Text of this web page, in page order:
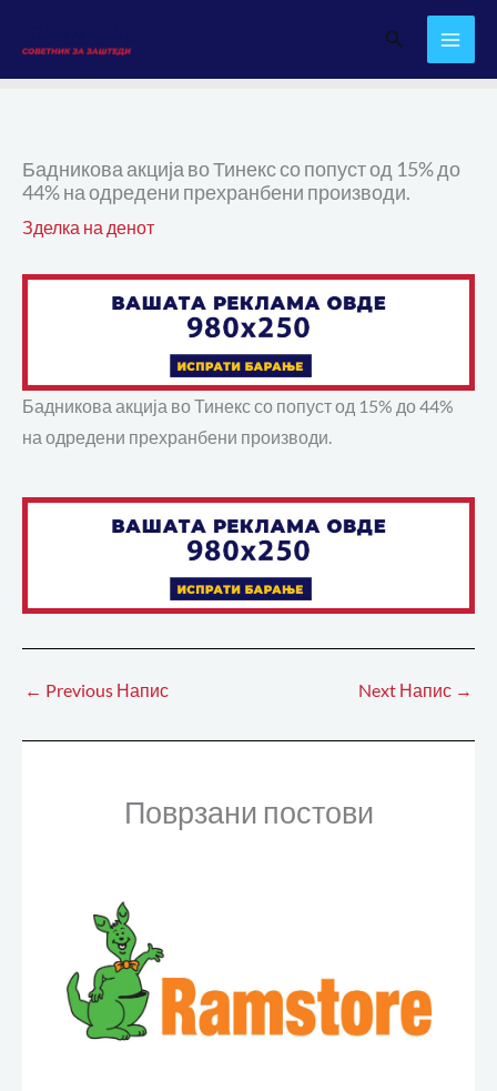
content
Search
Бадникова акција во Тинекс со попуст од 15% до
44% на одредени прехранбени производи.
Зделка на денот
Бадникова акција во Тинекс со попуст од 15% до 44%
на одредени прехранбени производи.
← Previous Напис Next Напис →
Поврзани постови